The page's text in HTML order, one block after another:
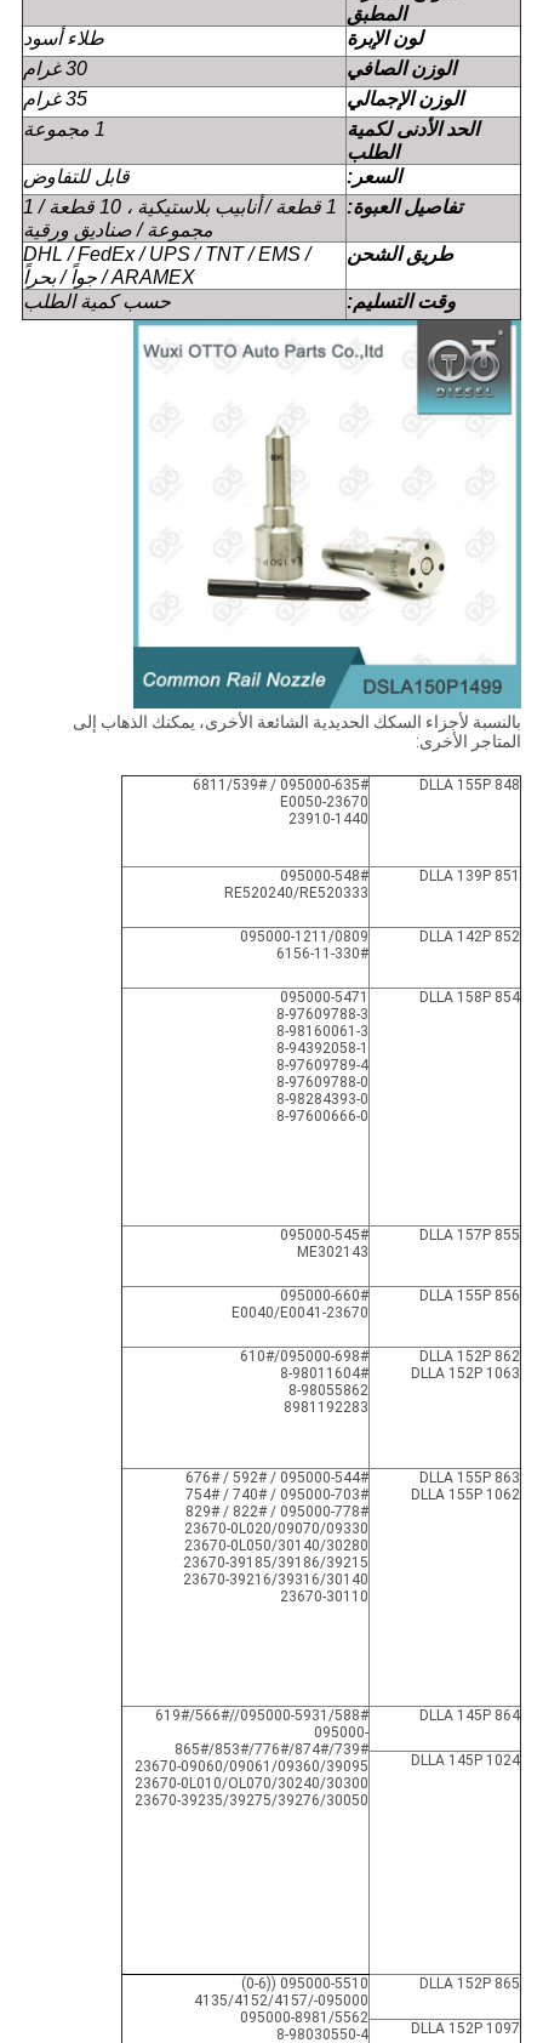
المطبق
لون الإبرة
طلاء أسود
الوزن الصافي
30 غرام
الوزن الإجمالي
35 غرام
الطلب
1 مجموعة
السعر:
قابل للتفاوض
تفاصيل العبوة:
1 قطعة / أنابيب بلاستيكية ، 10 قطعة / 1
مجموعة / صناديق ورقية
طريق الشحن
DHL / FedEx / UPS / TNT / EMS /
ARAMEX / جواً / بحراً
وقت التسليم:
حسب كمية الطلب
بالنسبة لأجزاء السكك الحديدية الشائعة الأخرى، يمكنك الذهاب إلى
المتاجر الأخرى:
DLLA 155P 848
095000-635# / 6811/539#
23670-E0050
23910-1440
DLLA 139P 851
095000-548#
RE520240/RE520333
DLLA 142P 852
095000-1211/0809
6156-11-330#
DLLA 158P 854
095000-5471
8-97609788-3
8-98160061-3
8-94392058-1
8-97609789-4
8-97609788-0
8-98284393-0
8-97600666-0
DLLA 157P 855
095000-545#
ME302143
DLLA 155P 856
095000-660#
23670-E0040/E0041
DLLA 152P 862
DLLA 152P 1063
095000-698#/610#
8-98011604#
8-98055862
8981192283
DLLA 155P 863
DLLA 155P 1062
095000-544# / 592# / 676#
095000-703# / 740# / 754#
095000-778# / 822# / 829#
23670-0L020/09070/09330
23670-0L050/30140/30280
23670-39185/39186/39215
23670-39216/39316/30140
23670-30110
DLLA 145P 864
095000-5931/588#//566#/619#
095000-
739#/874#/776#/853#/865#
23670-09060/09061/09360/39095
23670-0L010/OL070/30240/30300
23670-39235/39275/39276/30050
DLLA 145P 1024
DLLA 152P 865
095000-5510 ((0-6)
095000-/4135/4152/4157
095000-8981/5562
8-98030550-4
DLLA 152P 1097